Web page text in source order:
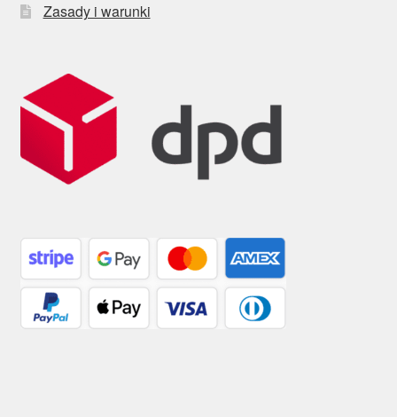
Zasady i warunki